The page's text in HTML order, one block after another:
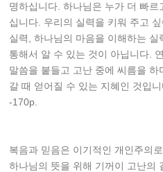
명하십니다. 하나님은 누가 더 빠
십니다. 우리의 실력을 키워 주고
실력, 하나님의 마음을 이해하는
통해서 알 수 있는 것이 아닙니다.
말씀을 붙들고 고난 중에 씨름을
갈 때 얻어질 수 있는 지혜인 것입니
-170p.
복음과 믿음은 이기적인 개인주의
하나님의 뜻을 위해 기꺼이 고난의